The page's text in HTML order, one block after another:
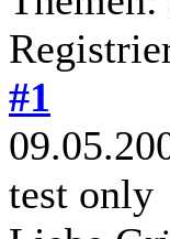
#1
test only